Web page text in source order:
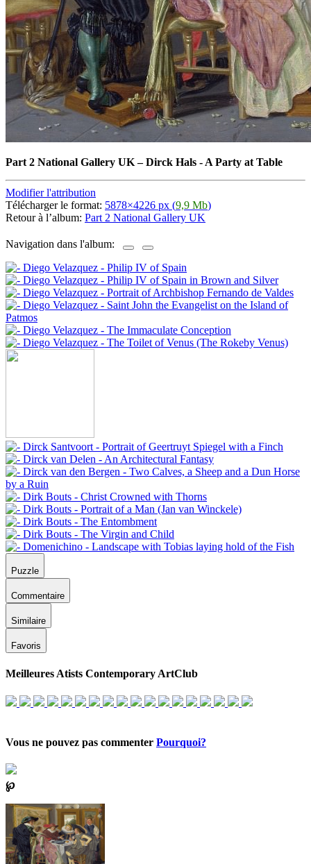
Part 2 National Gallery UK–Dirck Hals - A Party at Table
Modifier l'attribution
Télécharger le format: 5878×4226 px (9,9 Mb)
Retour à l’album: Part 2 National Gallery UK
Navigation dans l'album:
Puzzle
Commentaire
Similaire
Favoris
Meilleures Atists Contemporary ArtClub
Vous ne pouvez pas commenter Pourquoi?
℘